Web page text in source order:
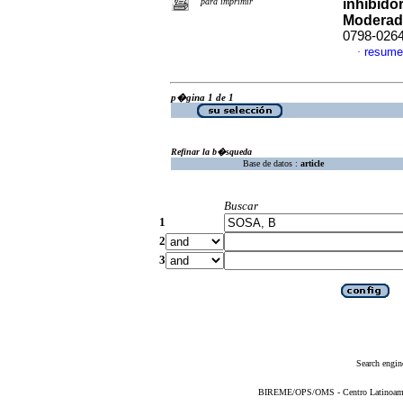
0798-
·
p�gina 1 de 1
Refinar la b�squeda
Base de datos : article
Buscar
1
2
3
Search
BIREME/OPS/OMS - Centro